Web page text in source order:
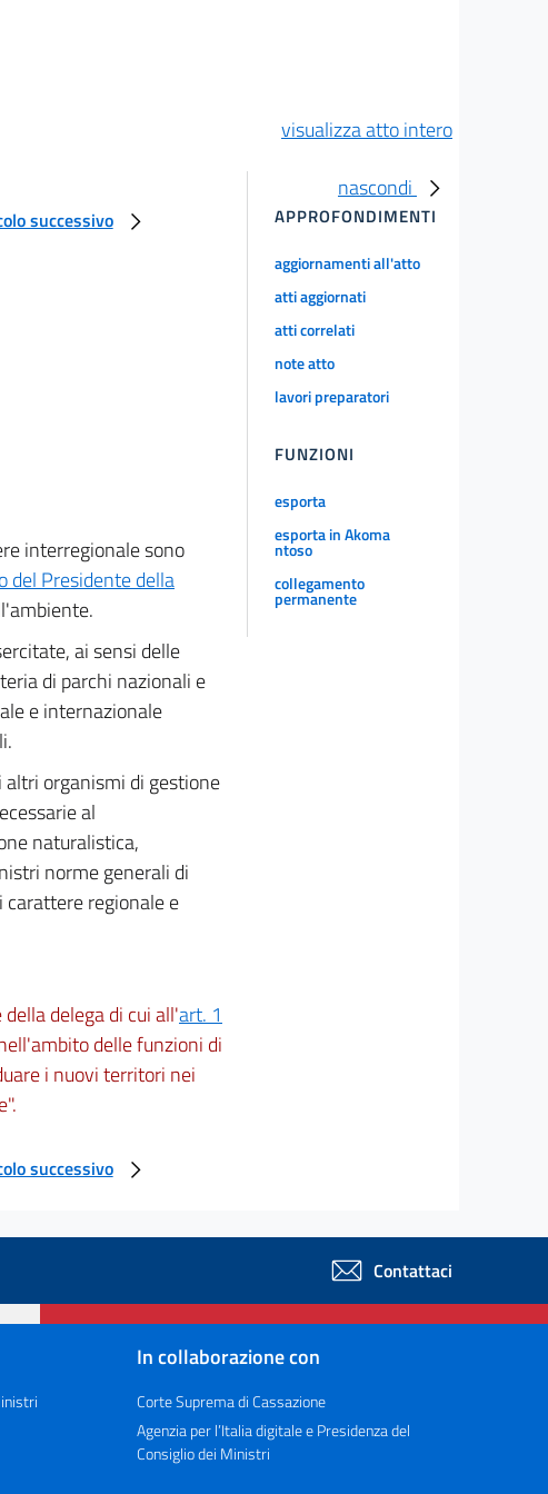
visualizza atto intero
successivo
interregionale sono
del Presidente della
ai sensi delle
di parchi nazionali e
e internazionale
organismi di gestione
al
naturalistica,
norme generali di
regionale e
delega di cui all'art. 1
delle funzioni di
i nuovi territori nei
successivo
nascondi
APPROFONDIMENTI
aggiornamenti all'atto
atti aggiornati
atti correlati
note atto
lavori preparatori
FUNZIONI
esporta
esporta in Akoma
ntoso
collegamento
permanente
Contattaci
In collaborazione con
Corte Suprema di Cassazione
Agenzia per l’Italia digitale e Presidenza del
Consiglio dei Ministri